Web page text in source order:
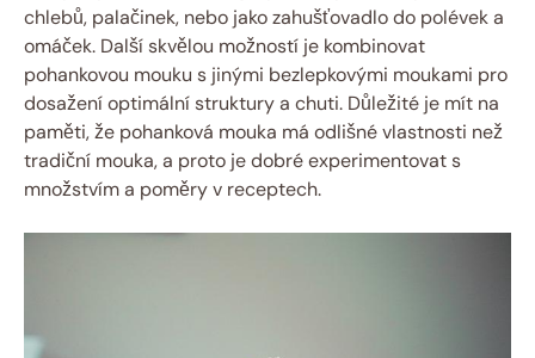
chlebů, palačinek, ‍nebo jako zahušťovadlo do polévek a
omáček.⁢ Další skvělou možností je⁢ kombinovat
pohankovou ⁤mouku s jinými bezlepkovými​ moukami pro
dosažení optimální⁣ struktury a chuti.‍ Důležité ⁤je mít na
paměti, že pohanková mouka má odlišné vlastnosti než
tradiční⁢ mouka, a proto je dobré experimentovat s
množstvím a poměry v receptech.